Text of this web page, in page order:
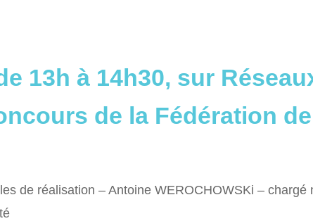
13h à 14h30, sur
de la Fédération
de réalisation – Antoine WEROCHOWSKi – chargé